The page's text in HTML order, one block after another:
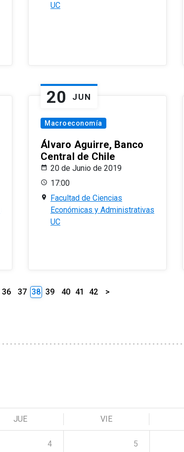
UC
20 JUN
Macroeconomía
Álvaro Aguirre, Banco
Central de Chile
20 de Junio de 2019
17:00
Facultad de Ciencias
Económicas y Administrativas
UC
36 37 38 39 40 41 42 >
JUE VIE
4 5